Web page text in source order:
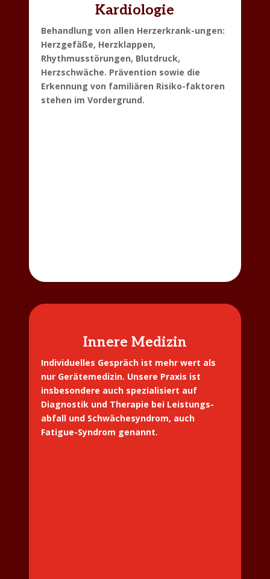
Kardiologie
Behandlung von allen Herzerkrank-ungen:
Herzgefäße, Herzklappen,
Rhythmusstörungen, Blutdruck,
Herzschwäche. Prävention sowie die
Erkennung von familiären Risiko-faktoren
stehen im Vordergrund.
Innere Medizin
Individuelles Gespräch ist mehr wert als
nur Gerätemedizin. Unsere Praxis ist
insbesondere auch spezialisiert auf
Diagnostik und Therapie bei Leistungs-
abfall und Schwächesyndrom, auch
Fatigue-Syndrom genannt.